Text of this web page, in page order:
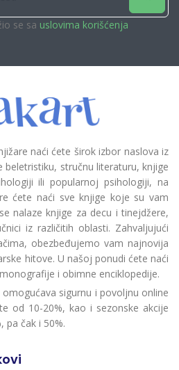
se sa uslovima korišćenja
naći ćete širok izbor naslova iz
beletristiku, stručnu literaturu, knjige
ili popularnoj psihologiji, na
ćete naći sve knjige koje su vam
nalaze knjige za decu i tinejdžere,
iz različitih oblasti. Zahvaljujući
obezbeđujemo vam najnovija
hitove. U našoj ponudi ćete naći
i obimne enciklopedije.
sigurnu i povoljnu online
od 10-20%, kao i sezonske akcije
pa čak i 50%.